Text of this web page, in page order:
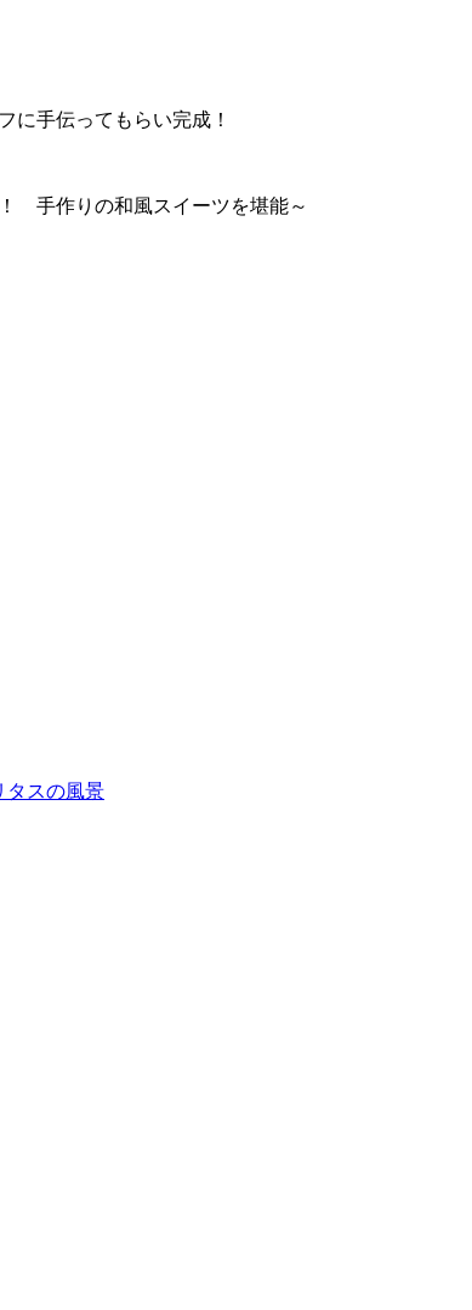
に手伝ってもらい完成！
手作りの和風スイーツを堪能～
タスの風景